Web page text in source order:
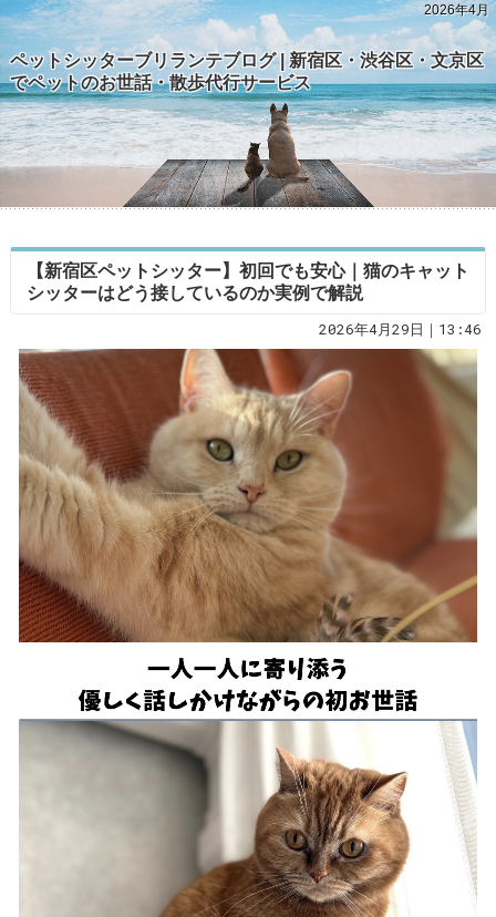
2026年4月
ペットシッターブリランテブログ | 新宿区・渋谷区・文京区
でペットのお世話・散歩代行サービス
【新宿区ペットシッター】初回でも安心｜猫のキャット
シッターはどう接しているのか実例で解説
2026年4月29日｜13:46